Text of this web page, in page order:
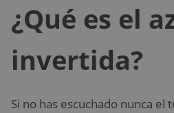
¿Qué es el
invertida?
Si no has escuchado nunca